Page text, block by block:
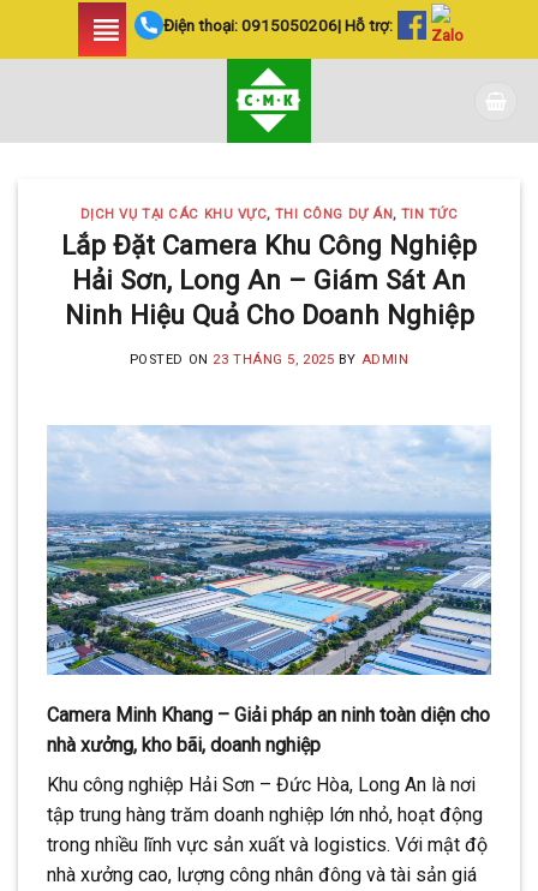
Điện thoại:0915050206| Hỗ trợ:
DỊCH VỤ TẠI CÁC KHU VỰC, THI CÔNG DỰ ÁN, TIN TỨC
Lắp Đặt Camera Khu Công Nghiệp
Hải Sơn, Long An – Giám Sát An
Ninh Hiệu Quả Cho Doanh Nghiệp
POSTED ON 23 THÁNG 5, 2025 BY ADMIN
Camera Minh Khang – Giải pháp an ninh toàn diện cho
nhà xưởng, kho bãi, doanh nghiệp
Khu công nghiệp Hải Sơn – Đức Hòa, Long An là nơi
tập trung hàng trăm doanh nghiệp lớn nhỏ, hoạt động
trong nhiều lĩnh vực sản xuất và logistics. Với mật độ
nhà xưởng cao, lượng công nhân đông và tài sản giá